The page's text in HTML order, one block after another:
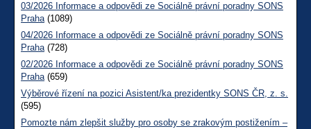
03/2026 Informace a odpovědi ze Sociálně právní poradny SONS
Praha(1089)
04/2026 Informace a odpovědi ze Sociálně právní poradny SONS
Praha(728)
02/2026 Informace a odpovědi ze Sociálně právní poradny SONS
Praha(659)
Výběrové řízení na pozici Asistent/ka prezidentky SONS ČR, z. s.
(595)
Pomozte nám zlepšit služby pro osoby se zrakovým postižením –